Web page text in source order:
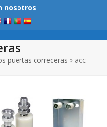
nosotros
puertas correderas » acc